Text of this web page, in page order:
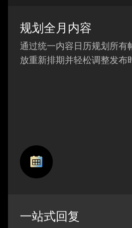
规划全月内容
通过统一内容日历规划所有
放重新排期并轻松调整发布
一站式回复